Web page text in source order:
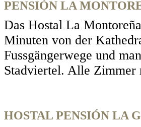
PENSIÓN LA
Das Hostal La
Minuten von der
Fussgängerwege und
Stadviertel. Alle Zimmer
HOSTAL PENSIÓN LA